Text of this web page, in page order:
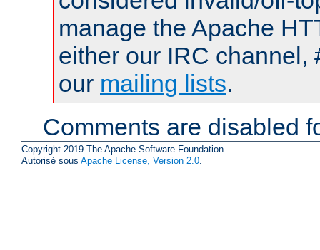
manage the Apache
either our IRC channel,
our mailing lists.
Comments are disabled
Copyright 2019 The Apache Software Foundation.
Autorisé sous Apache License, Version 2.0